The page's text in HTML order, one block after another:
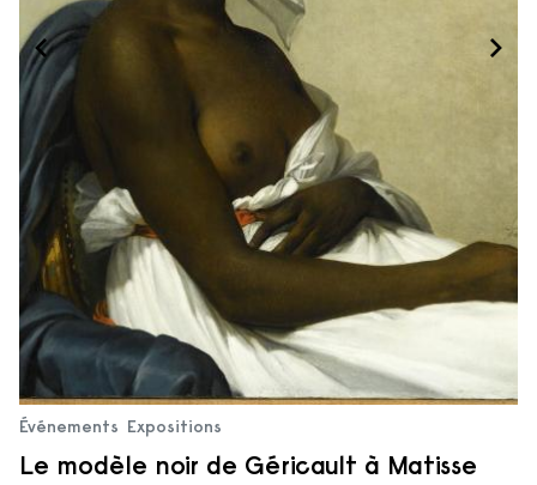
Événements Expositions
Le modèle noir de Géricault à Matisse